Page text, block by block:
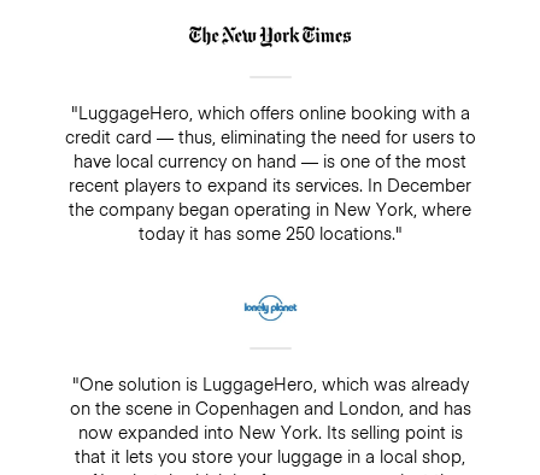
"LuggageHero, which offers online booking with a
credit card — thus, eliminating the need for users to
have local currency on hand — is one of the most
recent players to expand its services. In December
the company began operating in New York, where
today it has some 250 locations."
"One solution is LuggageHero, which was already
on the scene in Copenhagen and London, and has
now expanded into New York. Its selling point is
that it lets you store your luggage in a local shop,